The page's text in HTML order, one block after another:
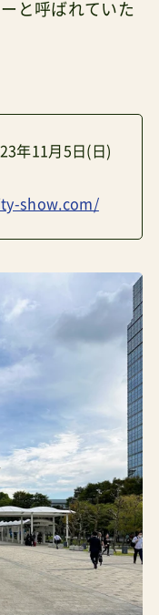
と呼ばれていた
年11月5日(日)
show.com/